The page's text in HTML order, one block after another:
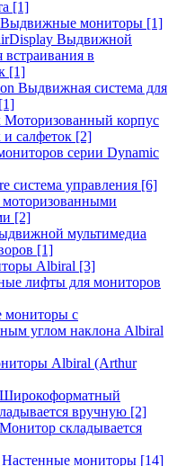
[1]
Выдвижные мониторы [1]
Выдвижной
в
[1]
Выдвижная система для
[1]
Моторизованный корпус
и салфеток [2]
серии Dynamic
система управления [6]
[2]
мультимедиа
[1]
Albiral [3]
лифты для мониторов
с
углом наклона Albiral
Albiral (Arthur
вручную [2]
складывается
мониторы [14]